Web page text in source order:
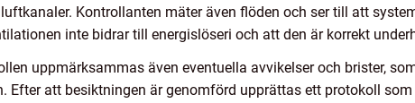
Kontrollanten mäter även flöden och ser till att
inte bidrar till energislöseri och att den är korrekt
uppmärksammas även eventuella avvikelser och brister,
Efter att besiktningen är genomförd upprättas ett protokoll